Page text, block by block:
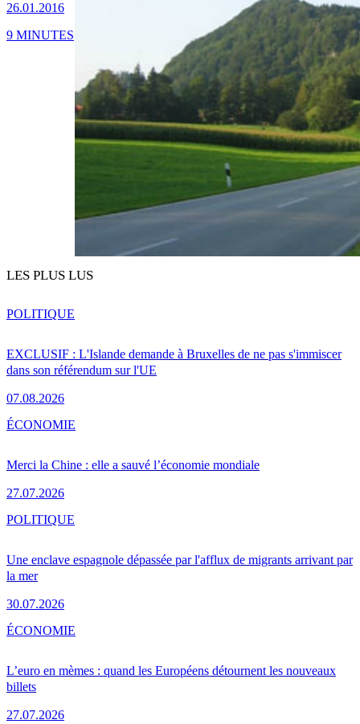
26.01.2016
9 MINUTES
LES PLUS LUS
EXCLUSIF : L'Islande demande à Bruxelles de ne pas s'immiscer
dans son référendum sur l'UE
07.08.2026
POLITIQUE
Merci la Chine : elle a sauvé l’économie mondiale
27.07.2026
ÉCONOMIE
Une enclave espagnole dépassée par l'afflux de migrants arrivant par
la mer
30.07.2026
POLITIQUE
L’euro en mèmes : quand les Européens détournent les nouveaux
billets
27.07.2026
ÉCONOMIE